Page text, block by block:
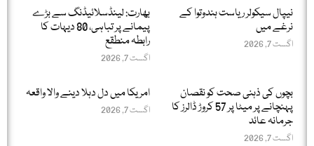
نیپال سیکولر ریاست ہندوتوا کے
نرغے میں
اگست 7, 2026
بھارت: لینڈسلائیڈنگ سے بڑے
پیمانے پر تباہی، 80 دیہات کا
رابطہ منطقع
اگست 7, 2026
بچوں کی ذہنی صحت کو نقصان
پہنچانے پر میٹا پر 57 کروڑ ڈالرز کا
جرمانہ عائد
اگست 7, 2026
امریکا میں دل دہلا دینے والا واقعہ
اگست 7, 2026